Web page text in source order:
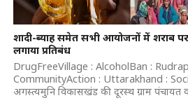
शादी-ब्याह समेत सभी आयोजनों में शराब
लगाया प्रतिबंध
DrugFreeVillage : AlcoholBan :
CommunityAction : Uttarakhand :
अगस्त्यमुनि विकासखंड की दूरस्थ ग्राम पंचायत